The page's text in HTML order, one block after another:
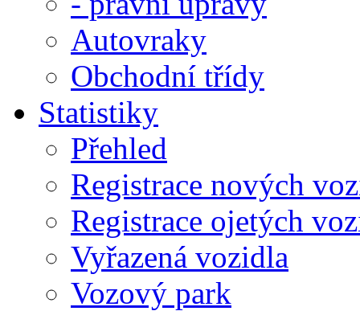
Autovraky
Obchodní třídy
Statistiky
Přehled
Registrace nových
Registrace ojetých
Vyřazená vozidla
Vozový park